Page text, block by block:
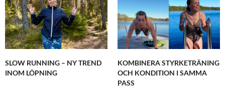
SLOW RUNNING – NY TREND
INOM LÖPNING
KOMBINERA STYRKETRÄNING
OCH KONDITION I SAMMA
PASS